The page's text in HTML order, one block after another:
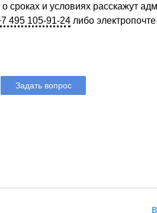
сроках и условиях расскажут
495 105-91-24 либо электропочте
Задать вопрос